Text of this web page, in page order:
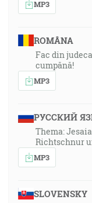
MP3
ROMÂNA
Fac din
cumpănă!
MP3
РУССКИЙ
Thema:
Richtschnur
MP3
SLOVENSKY